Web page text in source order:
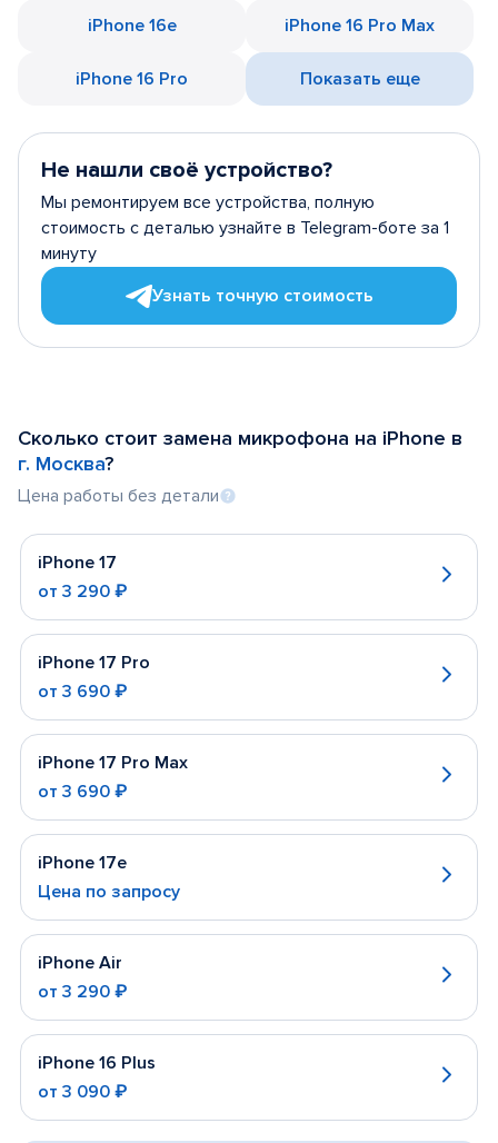
iPhone 16e iPhone 16 Pro Max
iPhone 16 Pro Показать еще
Не нашли своё устройство?
Мы ремонтируем все устройства, полную
стоимость с деталью узнайте в Telegram-боте за 1
минуту
Узнать точную стоимость
Сколько стоит замена микрофона на iPhone в
г. Москва?
Цена работы без детали
iPhone 17
от 3 290 ₽
iPhone 17 Pro
от 3 690 ₽
iPhone 17 Pro Max
от 3 690 ₽
iPhone 17e
Цена по запросу
iPhone Air
от 3 290 ₽
iPhone 16 Plus
от 3 090 ₽